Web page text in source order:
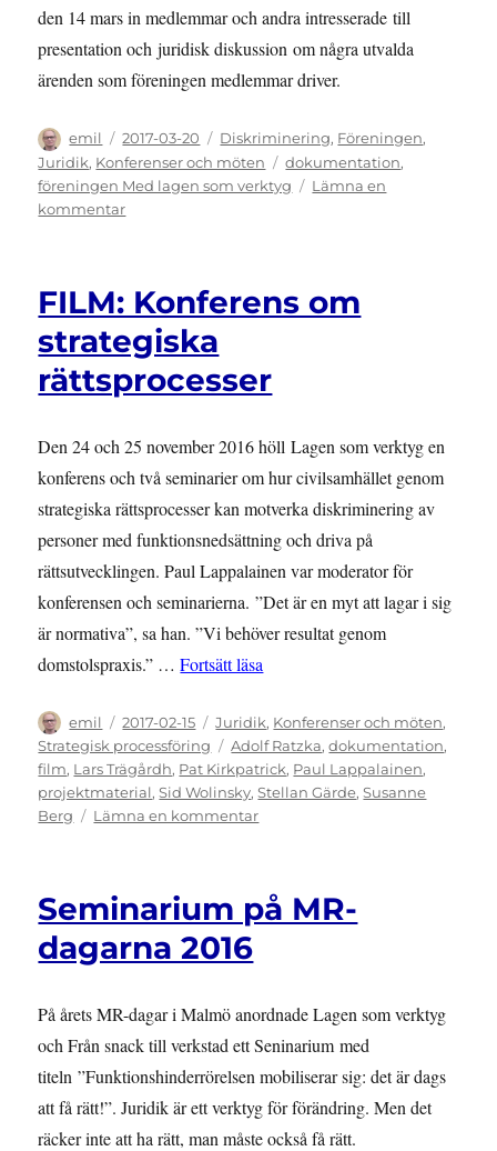
den 14 mars in medlemmar och andra intresserade till
presentation och juridisk diskussion om några utvalda
ärenden som föreningen medlemmar driver.
Författare
emil
Publicerat
den
2017-03-20 Kategorier
Diskriminering, Föreningen,
Juridik, Konferenser och möten Etiketter
dokumentation,
föreningen Med lagen som verktyg
Lämna en
kommentartill
diskriminering
FILM: Konferens om
strategiska
rättsprocesser
Den 24 och 25 november 2016 höll Lagen som verktyg en
konferens och två seminarier om hur civilsamhället genom
strategiska rättsprocesser kan motverka diskriminering av
personer med funktionsnedsättning och driva på
rättsutvecklingen. Paul Lappalainen var moderator för
konferensen och seminarierna. ”Det är en myt att lagar i sig
är normativa”, sa han. ”Vi behöver resultat genom
domstolspraxis.” …Fortsätt läsa
Författare
emil
Publicerat
den
2017-02-15 Kategorier
Juridik, Konferenser och möten,
Strategisk processföring
Etiketter
Adolf Ratzka,dokumentation,
film, Lars Trägårdh, Pat Kirkpatrick, Paul Lappalainen,
projektmaterial,Sid Wolinsky,Stellan Gärde,Susanne
Berg
Lämna en kommentartill
strategiska
Seminarium på MR-
dagarna 2016
På årets MR-dagar i Malmö anordnade Lagen som verktyg
och Från snack till verkstad ett Seninarium med
titeln ”Funktionshinderrörelsen mobiliserar sig: det är dags
att få rätt!”. Juridik är ett verktyg för förändring. Men det
räcker inte att ha rätt, man måste också få rätt.